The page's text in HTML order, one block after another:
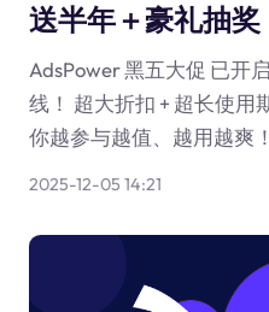
送半年＋豪礼抽奖
AdsPower 黑五大促 已开
线！ 超大折扣 + 超长使用
你越参与越值、越用越爽！
2025-12-05 14:21